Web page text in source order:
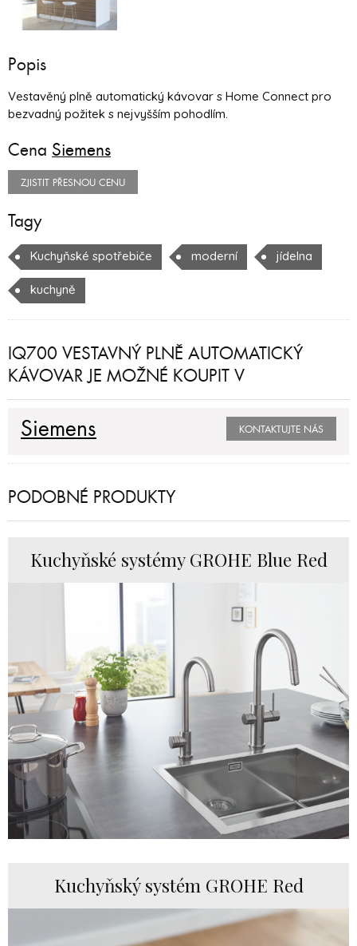
Popis
Vestavěný plně automatický kávovar s Home Connect pro
bezvadný požitek s nejvyšším pohodlím.
Cena Siemens
ZJISTIT PŘESNOU CENU
Tagy
Kuchyňské spotřebiče moderní jídelna
kuchyně
IQ700 VESTAVNÝ PLNĚ AUTOMATICKÝ
KÁVOVAR JE MOŽNÉ KOUPIT V
Siemens KONTAKTUJTE NÁS
PODOBNÉ PRODUKTY
Kuchyňské systémy GROHE Blue Red
Kuchyňský systém GROHE Red